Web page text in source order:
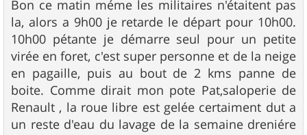
Bon ce matin méme les militaires n'étaitent pas
la, alors a 9h00 je retarde le départ pour 10h00.
10h00 pétante je démarre seul pour un petite
virée en foret, c'est super personne et de la neige
en pagaille, puis au bout de 2 kms panne de
boite. Comme dirait mon pote Pat,saloperie de
Renault , la roue libre est gelée certaiment dut a
un reste d'eau du lavage de la semaine dreniére